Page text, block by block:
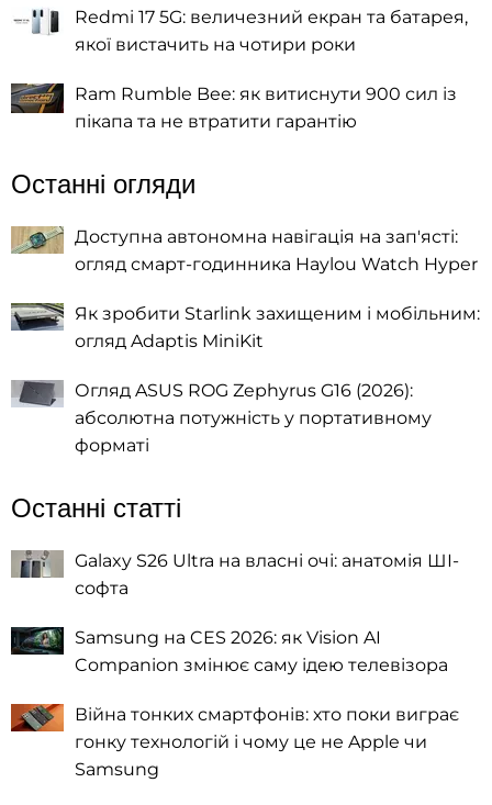
Redmi 17 5G: величезний екран та батарея,
якої вистачить на чотири роки
Ram Rumble Bee: як витиснути 900 сил із
пікапа та не втратити гарантію
Останні огляди
Доступна автономна навігація на зап'ясті:
огляд смарт-годинника Haylou Watch Hyper
Як зробити Starlink захищеним і мобільним:
огляд Adaptis MiniKit
Огляд ASUS ROG Zephyrus G16 (2026):
абсолютна потужність у портативному
форматі
Останні статті
Galaxy S26 Ultra на власні очі: анатомія ШІ-
софта
Samsung на CES 2026: як Vision AI
Companion змінює саму ідею телевізора
Війна тонких смартфонів: хто поки виграє
гонку технологій і чому це не Apple чи
Samsung